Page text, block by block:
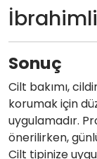
Sonuç
Cilt bakımı,
korumak için
uygulamadır.
önerilirken,
Cilt tipinize